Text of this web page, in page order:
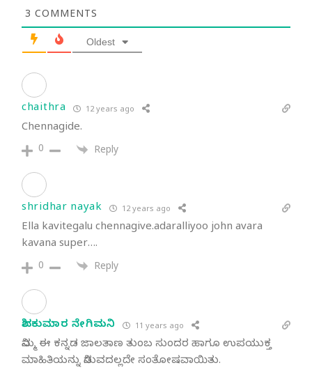
3 COMMENTS
Oldest
chaithra 12 years ago
Chennagide.
0 Reply
shridhar nayak 12 years ago
Ella kavitegalu chennagive.adaralliyoo john avara
kavana super….
0 Reply
ಶಿವಕುಮಾರ ನೇಗಿಮನಿ 11 years ago
ನಿಮ್ಮ ಈ ಕನ್ನಡ ಜಾಲತಾಣ ತುಂಬ ಸುಂದರ ಹಾಗೂ ಉಪಯುಕ್ತ
ಮಾಹಿತಿಯನ್ನು ನಿಡುವದಲ್ಲದೇ ಸಂತೋಷವಾಯಿತು.